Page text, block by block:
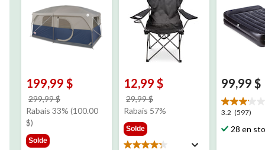
de pluie et sac de
transport
199,99 $
299,99 $
était
Rabais 33% (100.00
$)
Solde
choix varié
12,99 $
29,99 $
était
Rabais 57%
Solde
99,99 $
3.2 (597)
3.2
étoile(s)
sur
28 en